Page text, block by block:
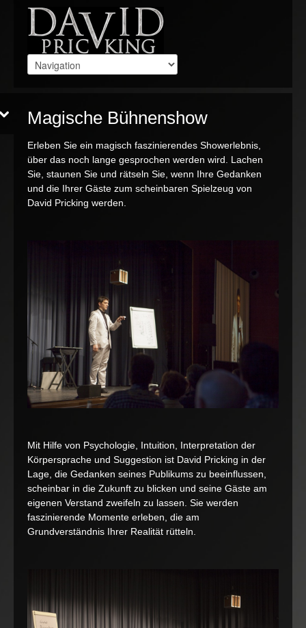
Magische Bühnenshow
Erleben Sie ein magisch faszinierendes Showerlebnis,
über das noch lange gesprochen werden wird. Lachen
Sie, staunen Sie und rätseln Sie, wenn Ihre Gedanken
und die Ihrer Gäste zum scheinbaren Spielzeug von
David Pricking werden.
Mit Hilfe von Psychologie, Intuition, Interpretation der
Körpersprache und Suggestion ist David Pricking in der
Lage, die Gedanken seines Publikums zu beeinflussen,
scheinbar in die Zukunft zu blicken und seine Gäste am
eigenen Verstand zweifeln zu lassen. Sie werden
faszinierende Momente erleben, die am
Grundverständnis Ihrer Realität rütteln.